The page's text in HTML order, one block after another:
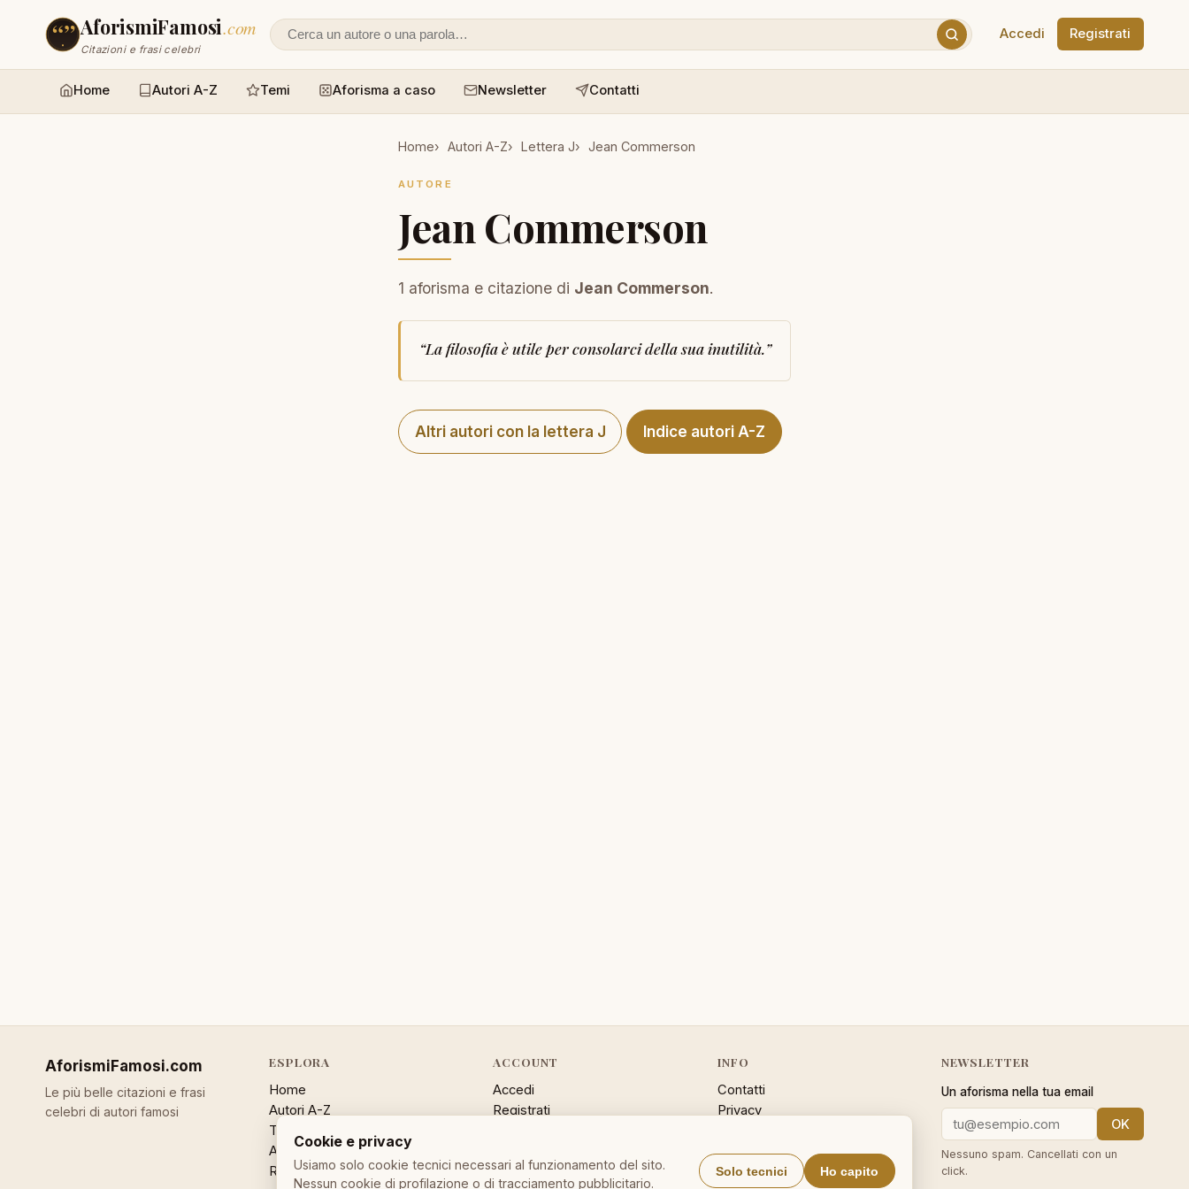
AforismiFamosi.com
Citazioni e frasi celebri Cerca un autore o un aforisma
Accedi Registrati
Home Autori A-Z Temi Aforisma a caso Newsletter Contatti
Home Autori A-Z Lettera J Jean Commerson
AUTORE
Jean Commerson
1 aforisma e citazione di Jean Commerson.
“La filosofia è utile per consolarci della sua inutilità.”
Altri autori con la lettera J Indice autori A-Z
AforismiFamosi.com
Le più belle citazioni e frasi
celebri di autori famosi
ESPLORA
Home
Autori A-Z
Temi
Aforisma a caso
Ricerca
ACCOUNT
Accedi
Registrati
INFO
Contatti
Privacy
Sitemap
NEWSLETTER
Un aforisma nella tua email
OK
Nessuno spam. Cancellati con un
click.
Cookie e privacy
Usiamo solo cookie tecnici necessari al funzionamento del sito.
Nessun cookie di profilazione o di tracciamento pubblicitario.
Solo tecnici Ho capito